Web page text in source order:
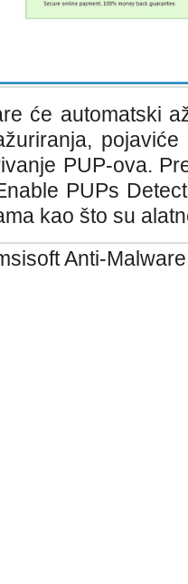
će automatski
PUP-ova.
PUPs
kao što su